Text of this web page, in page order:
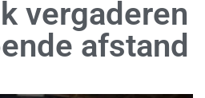
vergaderen
afstand